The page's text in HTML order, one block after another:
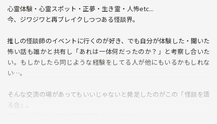
心霊体験・心霊スポット・正夢・生き霊・人怖etc...
今、ジワジワと再ブレイクしつつある怪談界。
推しの怪談師のイベントに行くのが好き、でも自分が体験した・聞いた
怖い話も誰かと共有し「あれは一体何だったのか？」と考察し合いた
い。もしかしたら同じような経験をしてる人が他にもいるかもしれな
い…。
そんな交流の場があってもいいじゃないと発足したのがこの「怪談を語
る会」。